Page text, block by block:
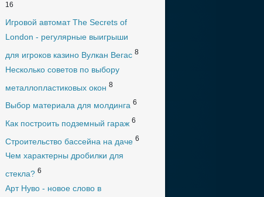
16
Игровой автомат The Secrets of
London - регулярные выигрыши
для игроков казино Вулкан Вегас 8
Несколько советов по выбору
металлопластиковых окон 8
Выбор материала для молдинга 6
Как построить подземный гараж 6
Строительство бассейна на даче 6
Чем характерны дробилки для
стекла? 6
Арт Нуво - новое слово в